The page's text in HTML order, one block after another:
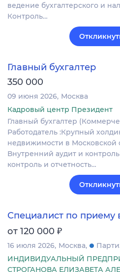
ведение бухгалтерского и
Контроль…
Главный бухгалтер
350 000
09 июня 2026 Москва
Кадровый центр Президент
Главный бухгалтер
Работодатель :Крупный
недвижимости в Московской
Внутренний аудит и
контроль и отчетность…
Специалист по приему
от 120 000 ₽
16 июля 2026 Москва
ИНДИВИДУАЛЬНЫЙ
СТРОГАНОВА ЕЛИЗАВЕТА